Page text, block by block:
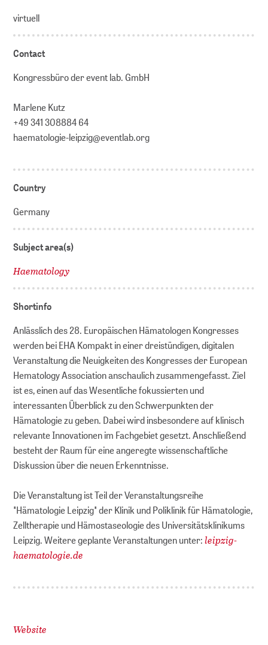
virtuell
Contact
Kongressbüro der event lab. GmbH
Marlene Kutz
+49 341 308884 64
haematologie-leipzig@eventlab.org
Country
Germany
Subject area(s)
Haematology
Shortinfo
Anlässlich des 28. Europäischen Hämatologen Kongresses
werden bei EHA Kompakt in einer dreistündigen, digitalen
Veranstaltung die Neuigkeiten des Kongresses der European
Hematology Association anschaulich zusammengefasst. Ziel
ist es, einen auf das Wesentliche fokussierten und
interessanten Überblick zu den Schwerpunkten der
Hämatologie zu geben. Dabei wird insbesondere auf klinisch
relevante Innovationen im Fachgebiet gesetzt. Anschließend
besteht der Raum für eine angeregte wissenschaftliche
Diskussion über die neuen Erkenntnisse.
Die Veranstaltung ist Teil der Veranstaltungsreihe
"Hämatologie Leipzig" der Klinik und Poliklinik für Hämatologie,
Zelltherapie und Hämostaseologie des Universitätsklinikums
Leipzig. Weitere geplante Veranstaltungen unter:leipzig-
haematologie.de
Website